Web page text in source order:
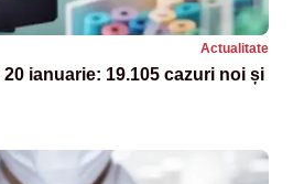
Actualitate
ianuarie: 19.105 cazuri noi și